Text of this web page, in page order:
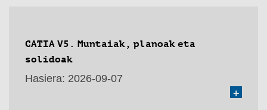
CATIA V5. Muntaiak, planoak eta
solidoak
Hasiera: 2026-09-07
+